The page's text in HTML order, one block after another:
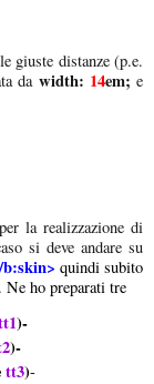
giuste distanze (p.e.
da width: 14em; e
la realizzazione di
si deve andare su
quindi subito
. Ne ho preparati tre
)-
)-
tt3)-